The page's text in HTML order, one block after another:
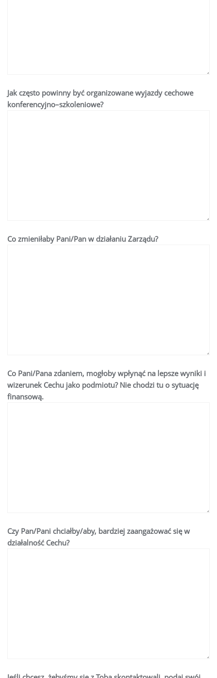
Jak często powinny być organizowane wyjazdy cechowe
konferencyjno–szkoleniowe?
Co zmieniłaby Pani/Pan w działaniu Zarządu?
Co Pani/Pana zdaniem, mogłoby wpłynąć na lepsze wyniki i
wizerunek Cechu jako podmiotu? Nie chodzi tu o sytuację
finansową.
Czy Pan/Pani chciałby/aby, bardziej zaangażować się w
działalność Cechu?